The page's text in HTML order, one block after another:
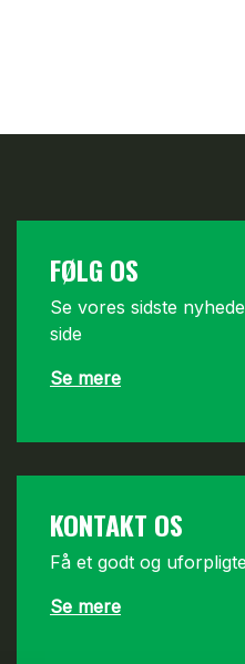
FØLG OS
Se vores sidste
side
Se mere
KONTAKT OS
Få et godt og
Se mere